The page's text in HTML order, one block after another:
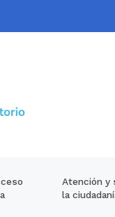
Atención y
la